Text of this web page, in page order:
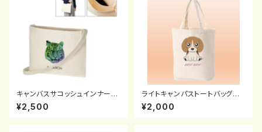
キャンバスサコッシュインナーポ
ケット付
¥2,500
ライトキャンパストートバッグ
（Ｍ）
¥2,000